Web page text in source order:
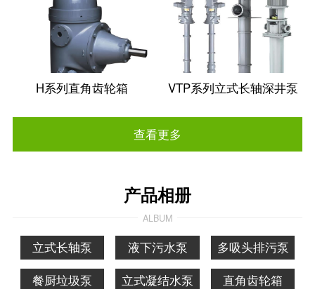
H系列直角齿轮箱 VTP系列立式长轴深井泵
查看更多
产品相册
ALBUM
立式长轴泵 液下污水泵
多吸头排污泵
餐厨垃圾泵
立式凝结水泵 直角齿轮箱